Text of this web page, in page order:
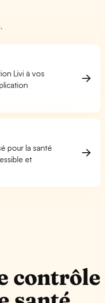
Livi à vos
pour la santé
et
contrôle